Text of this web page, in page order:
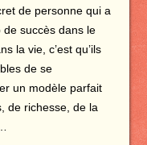
de personne qui a
de succès dans le
la vie, c’est qu’ils
de se
un modèle parfait
de richesse, de la